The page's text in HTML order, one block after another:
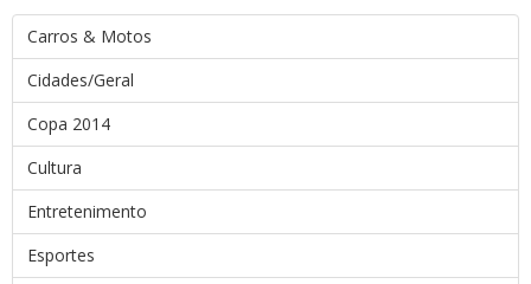
Carros & Motos
Cidades/Geral
Copa 2014
Cultura
Entretenimento
Esportes